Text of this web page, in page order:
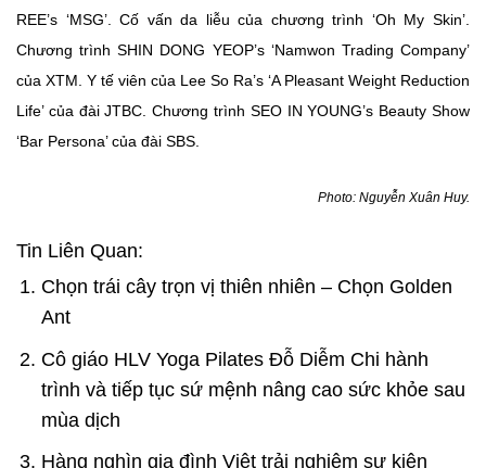
REE’s ‘MSG’. Cố vấn da liễu của chương trình ‘Oh My Skin’.
Chương trình SHIN DONG YEOP’s ‘Namwon Trading Company’
của XTM. Y tế viên của Lee So Ra’s ‘A Pleasant Weight Reduction
Life’ của đài JTBC. Chương trình SEO IN YOUNG’s Beauty Show
‘Bar Persona’ của đài SBS.
Photo: Nguyễn Xuân Huy.
Tin Liên Quan:
Chọn trái cây trọn vị thiên nhiên – Chọn Golden
Ant
Cô giáo HLV Yoga Pilates Đỗ Diễm Chi hành
trình và tiếp tục sứ mệnh nâng cao sức khỏe sau
mùa dịch
Hàng nghìn gia đình Việt trải nghiệm sự kiện